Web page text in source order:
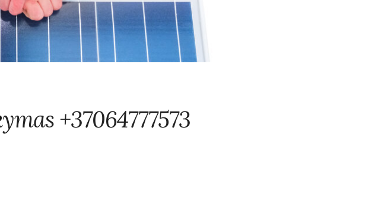
+37064777573